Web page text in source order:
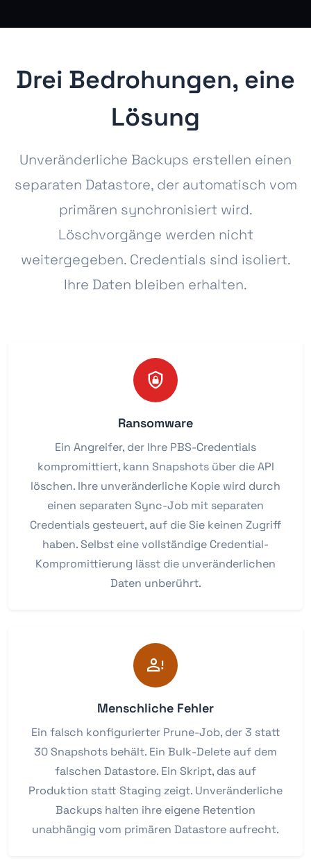
Drei Bedrohungen, eine
Lösung
Unveränderliche Backups erstellen einen
separaten Datastore, der automatisch vom
primären synchronisiert wird.
Löschvorgänge werden nicht
weitergegeben. Credentials sind isoliert.
Ihre Daten bleiben erhalten.
Ransomware
Ein Angreifer, der Ihre PBS-Credentials
kompromittiert, kann Snapshots über die API
löschen. Ihre unveränderliche Kopie wird durch
einen separaten Sync-Job mit separaten
Credentials gesteuert, auf die Sie keinen Zugriff
haben. Selbst eine vollständige Credential-
Kompromittierung lässt die unveränderlichen
Daten unberührt.
Menschliche Fehler
Ein falsch konfigurierter Prune-Job, der 3 statt
30 Snapshots behält. Ein Bulk-Delete auf dem
falschen Datastore. Ein Skript, das auf
Produktion statt Staging zeigt. Unveränderliche
Backups halten ihre eigene Retention
unabhängig vom primären Datastore aufrecht.